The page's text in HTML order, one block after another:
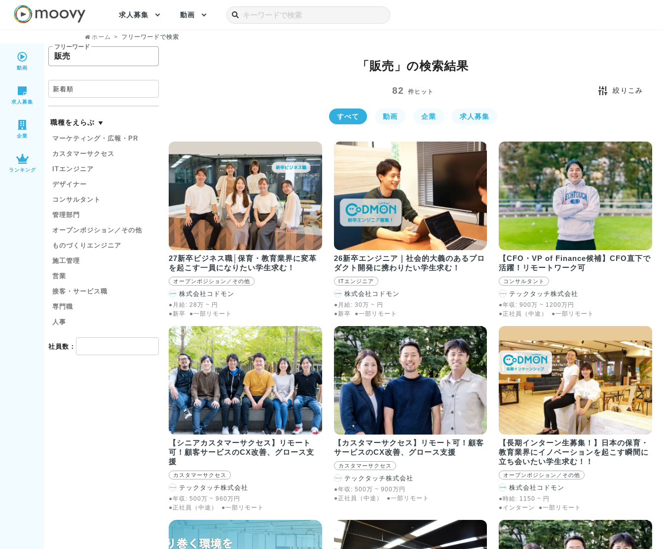
求人募集 動画
ホーム フリーワードで検索
動画
求人募集
企業
ランキング
フリーワード
新着順
職種をえらぶ ▶︎
マーケティング・広報・PR
カスタマーサクセス
ITエンジニア
デザイナー
コンサルタント
管理部門
オープンポジション／その他
ものづくりエンジニア
施工管理
営業
接客・サービス職
専門職
人事
社員数：
「販売」の検索結果
82 件ヒット 絞りこみ
すべて 動画 企業 求人募集
27新卒ビジネス職│保育・教育業界に変革
を起こす一員になりたい学生求む！
オープンポジション／その他
株式会社コドモン
●月給: 28万 ~ 円
●新卒
●一部リモート
26新卒エンジニア｜社会的大義のあるプロ
ダクト開発に携わりたい学生求む！
ITエンジニア
株式会社コドモン
●月給: 30万 ~ 円
●新卒
●一部リモート
【CFO・VP of Finance候補】CFO直下で
活躍！リモートワーク可
コンサルタント
テックタッチ株式会社
●年収:900万 ~ 1200万 円
●正社員（中途）
●一部リモート
【シニアカスタマーサクセス】リモート
可！顧客サービスのCX改善、グロース支
援
カスタマーサクセス
テックタッチ株式会社
●年収: 500万 ~ 960万 円
●正社員（中途）
●一部リモート
【カスタマーサクセス】リモート可！顧客
サービスのCX改善、グロース支援
カスタマーサクセス
テックタッチ株式会社
●年収: 500万 ~ 900万 円
●正社員（中途）
●一部リモート
【長期インターン生募集！】日本の保育・
教育業界にイノベーションを起こす瞬間に
立ち会いたい学生求む！！
オープンポジション／その他
株式会社コドモン
●時給: 1150 ~ 円
●インターン
●一部リモート